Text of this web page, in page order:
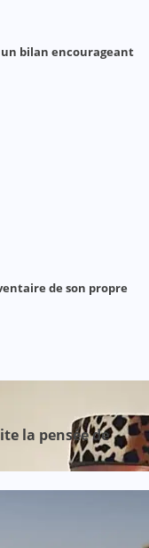
un bilan encourageant
de son propre
la pensée de